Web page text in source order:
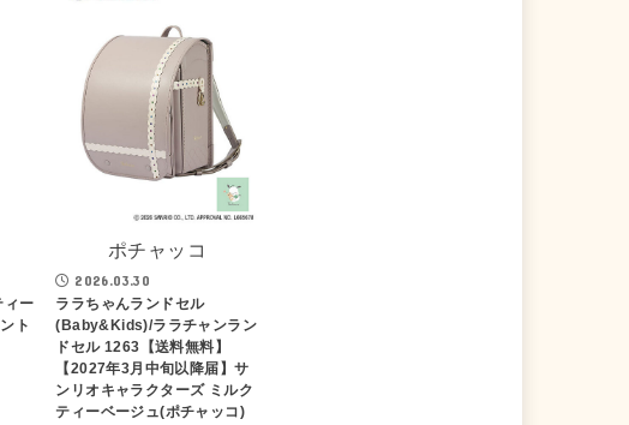
ィー
ト
ポチャッコ
2026.03.30
ララちゃんランドセル
(Baby&Kids)/ララチャンラン
ドセル 1263【送料無料】
【2027年3月中旬以降届】サ
ンリオキャラクターズ ミルク
ティーベージュ(ポチャッコ)